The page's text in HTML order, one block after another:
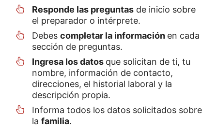
Responde las preguntas de inicio sobre
el preparador o intérprete.
Debes completar la información en cada
sección de preguntas.
Ingresa los datos que solicitan de ti, tu
nombre, información de contacto,
direcciones, el historial laboral y la
descripción propia.
Informa todos los datos solicitados sobre
la familia.